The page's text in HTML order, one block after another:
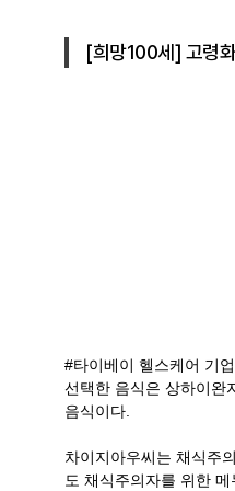
Tiếng Việt
[희망100세] 고령
#타이베이 헬스케어 기
선택한 음식은 상하이완
음식이다.
차이지아우씨는 채식주
도 채식주의자를 위한